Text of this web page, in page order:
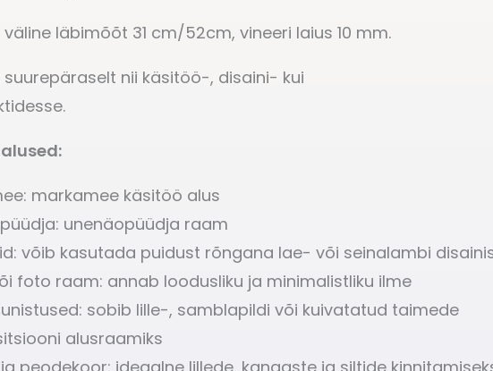
väline läbimõõt 31 cm/52cm, vineeri laius 10 mm.
suurepäraselt nii käsitöö-, disaini- kui
markamee käsitöö alus
unenäopüüdja raam
võib kasutada puidust rõngana lae- või seinalambi
foto raam: annab loodusliku ja minimalistliku ilme
sobib lille-, samblapildi või kuivatatud taimede
alusraamiks